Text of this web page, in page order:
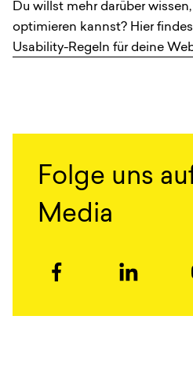
Du willst mehr darüber
optimieren kannst? Hier
Usability-Regeln für deine
Folge uns
Media